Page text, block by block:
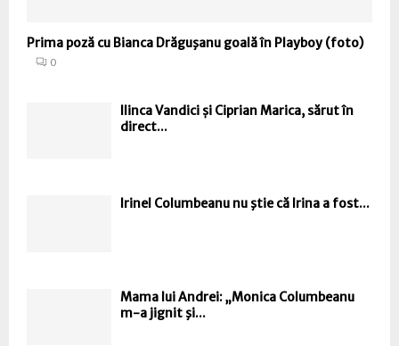
Prima poză cu Bianca Drăguşanu goală în Playboy (foto)
0
Ilinca Vandici și Ciprian Marica, sărut în
direct...
Irinel Columbeanu nu ştie că Irina a fost...
Mama lui Andrei: „Monica Columbeanu
m-a jignit şi...